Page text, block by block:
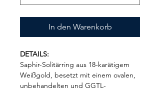
In den Warenkorb
DETAILS:
Saphir-Solitärring aus 18-karätigem
Weißgold, besetzt mit einem ovalen,
unbehandelten und GGTL-